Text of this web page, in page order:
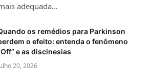
adequada…
os remédios para Parkinson
o efeito: entenda o fenômeno
e as discinesias
20, 2026